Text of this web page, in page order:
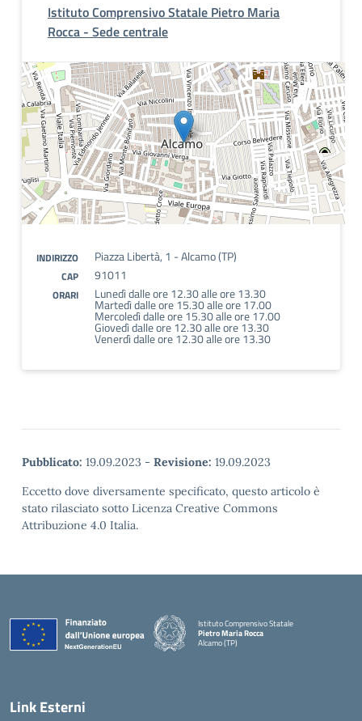
Istituto Comprensivo Statale Pietro Maria
Rocca - Sede centrale
INDIRIZZO Piazza Libertà, 1 - Alcamo (TP)
CAP 91011
ORARI Lunedì dalle ore 12.30 alle ore 13.30
Martedì dalle ore 15.30 alle ore 17.00
Mercoledì dalle ore 15.30 alle ore 17.00
Giovedì dalle ore 12.30 alle ore 13.30
Venerdì dalle ore 12.30 alle ore 13.30
Pubblicato: 19.09.2023 - Revisione: 19.09.2023
Eccetto dove diversamente specificato, questo articolo è
stato rilasciato sotto Licenza Creative Commons
Attribuzione 4.0 Italia.
Istituto Comprensivo Statale
Pietro Maria Rocca
Alcamo (TP)
Link Esterni